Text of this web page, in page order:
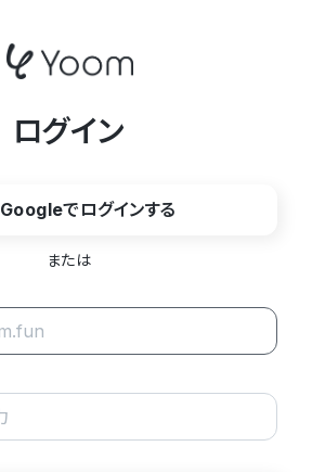
ログイン
Googleでログインする
または